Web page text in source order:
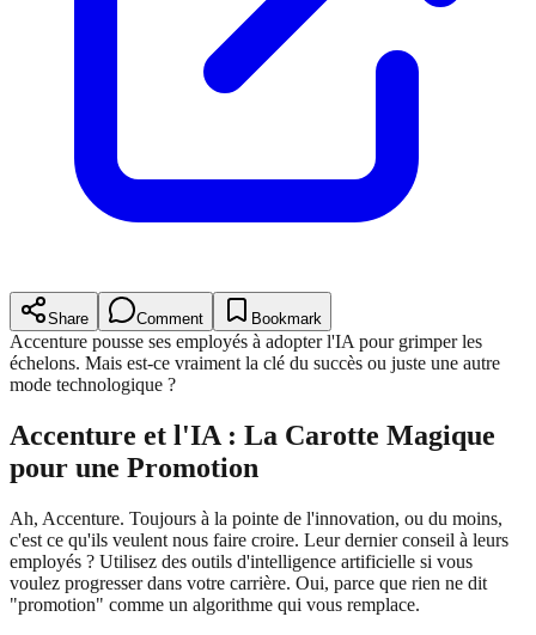
Share Comment Bookmark
Accenture pousse ses employés à adopter l'IA pour grimper les
échelons. Mais est-ce vraiment la clé du succès ou juste une autre
mode technologique ?
Accenture et l'IA : La Carotte Magique
pour une Promotion
Ah, Accenture. Toujours à la pointe de l'innovation, ou du moins,
c'est ce qu'ils veulent nous faire croire. Leur dernier conseil à leurs
employés ? Utilisez des outils d'intelligence artificielle si vous
voulez progresser dans votre carrière. Oui, parce que rien ne dit
"promotion" comme un algorithme qui vous remplace.